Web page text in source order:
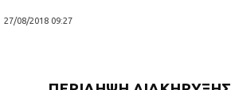
27/08/2018 09:27